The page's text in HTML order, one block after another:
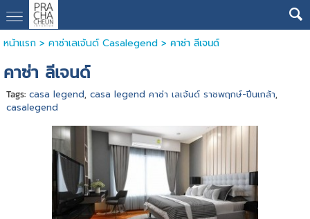
หน้าแรก> คาซ่าเลเจ้นด์ Casalegend> คาซ่า ลีเจนด์
คาซ่า ลีเจนด์
Tags: casa legend, casa legend คาซ่า เลเจ้นด์ ราชพฤกษ์-ปิ่นเกล้า,
casalegend